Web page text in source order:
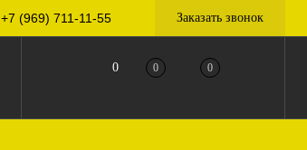
+7 (969) 711-11-55 Заказать звонок
0 0 0